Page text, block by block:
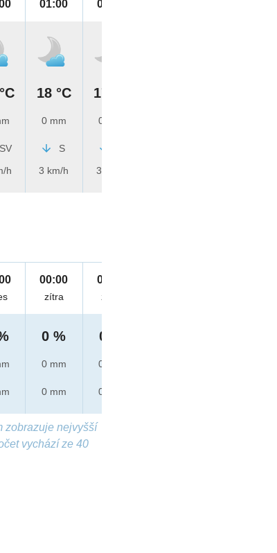
SV
h
01:00
18 °C
0 mm
S
3 km/h
02:00
17 °C
0 mm
3 km/h
00:00
zítra
0 %
0 mm
0 mm
01:00
zítra
0 %
0 mm
0 mm
zobrazuje nejvyšší
vychází ze 40